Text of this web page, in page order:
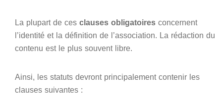
La plupart de ces clauses obligatoires concernent
l’identité et la définition de l’association. La rédaction du
contenu est le plus souvent libre.
Ainsi, les statuts devront principalement contenir les
clauses suivantes :